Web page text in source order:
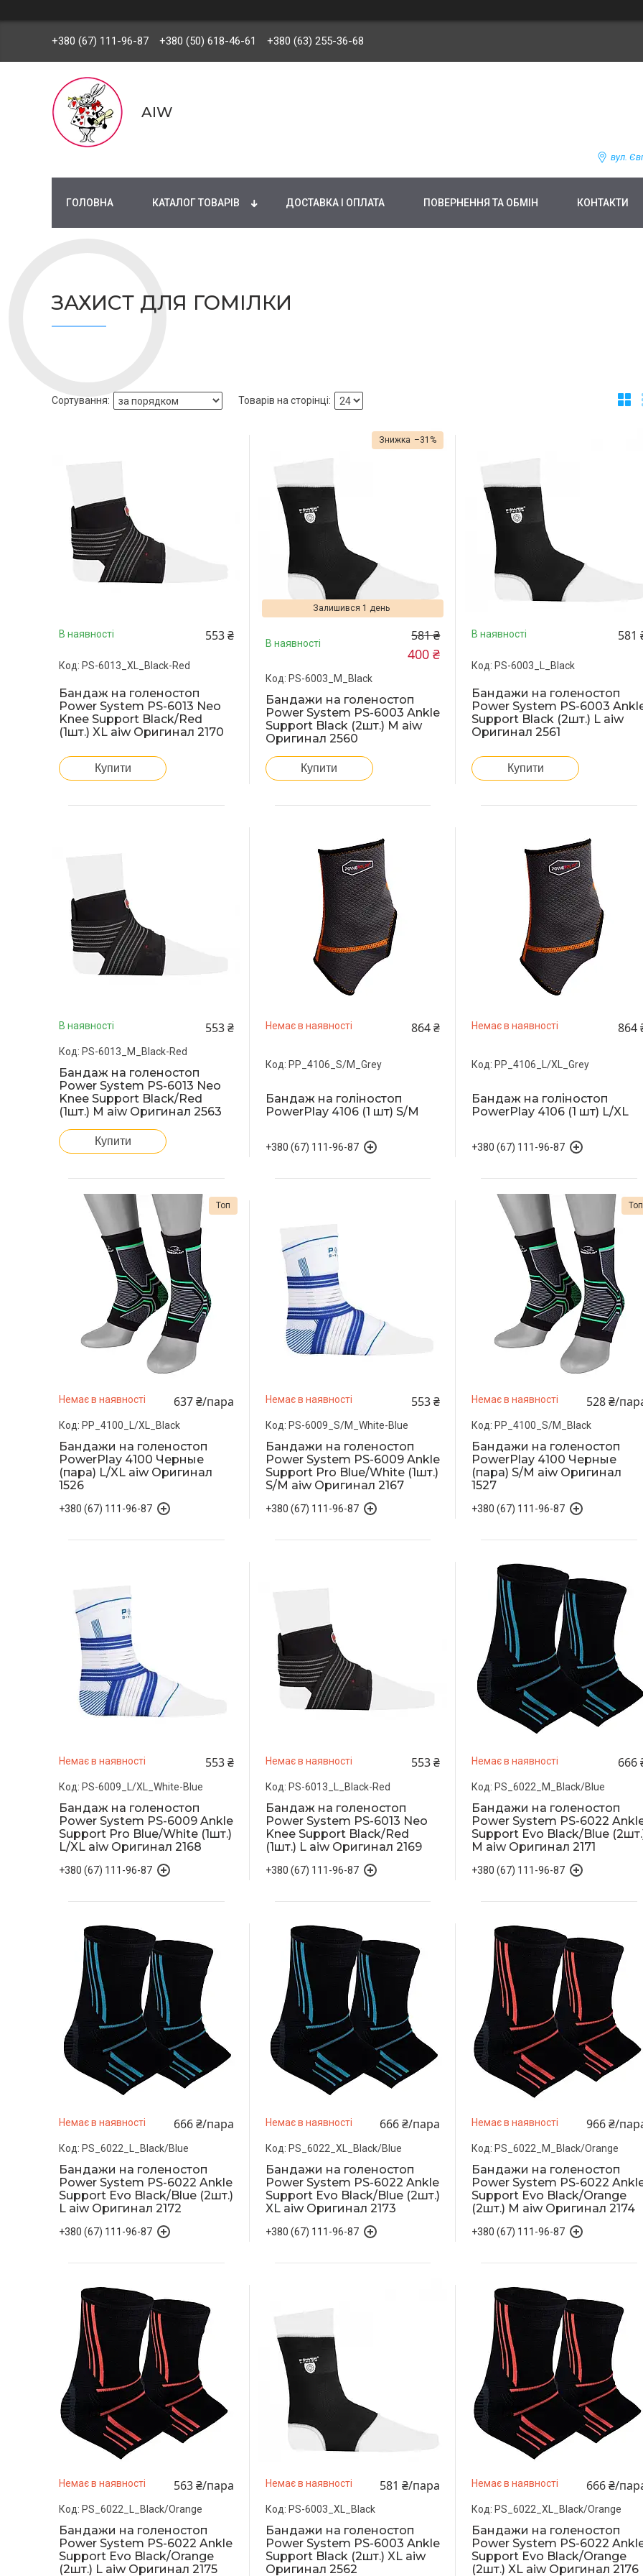
+380 (67) 111-96-87 +380 (50) 618-46-61 +380 (63) 255-36-68
AIW
вул.
ГОЛОВНА КАТАЛОГ ТОВАРІВ ДОСТАВКА І ОПЛАТА ПОВЕРНЕННЯ ТА ОБМІН КОНТАКТИ
ЗАХИСТ ДЛЯ ГОМІЛКИ
В наявності 553 ₴
PS-6013_XL_Black-Red
Бандаж на голеностоп
Power System PS-6013 Neo
Knee Support Black/Red
(1шт.) XL aiw Оригинал 2170
Купити
–31%
Залишився 1 день
В наявності 581 ₴
400 ₴
PS-6003_M_Black
Бандажи на голеностоп
Power System PS-6003 Ankle
Support Black (2шт.) M aiw
Оригинал 2560
Купити
В наявності 581
PS-6003_L_Black
Бандажи на голеностоп
Power System PS-6003
Support Black (2шт.) L aiw
Оригинал 2561
Купити
В наявності 553 ₴
PS-6013_M_Black-Red
Бандаж на голеностоп
Power System PS-6013 Neo
Knee Support Black/Red
(1шт.) M aiw Оригинал 2563
Купити
Немає в наявності 864 ₴
PP_4106_S/M_Grey
Бандаж на голіностоп
PowerPlay 4106 (1 шт) S/M
+380 (67) 111-96-87
Немає в наявності 864
PP_4106_L/XL_Grey
Бандаж на голіностоп
PowerPlay 4106 (1 шт) L/XL
+380 (67) 111-96-87
Топ
Немає в наявності 637 ₴/пара
PP_4100_L/XL_Black
Бандажи на голеностоп
PowerPlay 4100 Черные
(пара) L/XL aiw Оригинал
1526
+380 (67) 111-96-87
Немає в наявності 553 ₴
PS-6009_S/M_White-Blue
Бандажи на голеностоп
Power System PS-6009 Ankle
Support Pro Blue/White (1шт.)
S/M aiw Оригинал 2167
+380 (67) 111-96-87
Топ
Немає в наявності 528 ₴/
PP_4100_S/M_Black
Бандажи на голеностоп
PowerPlay 4100 Черные
(пара) S/M aiw Оригинал
1527
+380 (67) 111-96-87
Немає в наявності 553 ₴
PS-6009_L/XL_White-Blue
Бандаж на голеностоп
Power System PS-6009 Ankle
Support Pro Blue/White (1шт.)
L/XL aiw Оригинал 2168
+380 (67) 111-96-87
Немає в наявності 553 ₴
PS-6013_L_Black-Red
Бандаж на голеностоп
Power System PS-6013 Neo
Knee Support Black/Red
(1шт.) L aiw Оригинал 2169
+380 (67) 111-96-87
Немає в наявності 666
PS_6022_M_Black/Blue
Бандажи на голеностоп
Power System PS-6022
Support Evo Black/Blue
M aiw Оригинал 2171
+380 (67) 111-96-87
Немає в наявності 666 ₴/пара
PS_6022_L_Black/Blue
Бандажи на голеностоп
Power System PS-6022 Ankle
Support Evo Black/Blue (2шт.)
L aiw Оригинал 2172
+380 (67) 111-96-87
Немає в наявності 666 ₴/пара
PS_6022_XL_Black/Blue
Бандажи на голеностоп
Power System PS-6022 Ankle
Support Evo Black/Blue (2шт.)
XL aiw Оригинал 2173
+380 (67) 111-96-87
Немає в наявності 966 ₴/
PS_6022_M_Black/Orange
Бандажи на голеностоп
Power System PS-6022
Support Evo Black/Orange
(2шт.) M aiw Оригинал 2174
+380 (67) 111-96-87
Немає в наявності 563 ₴/пара
PS_6022_L_Black/Orange
Бандажи на голеностоп
Power System PS-6022 Ankle
Support Evo Black/Orange
(2шт.) L aiw Оригинал 2175
Немає в наявності 581 ₴/пара
PS-6003_XL_Black
Бандажи на голеностоп
Power System PS-6003 Ankle
Support Black (2шт.) XL aiw
Оригинал 2562
Немає в наявності 666 ₴/
PS_6022_XL_Black/Orange
Бандажи на голеностоп
Power System PS-6022
Support Evo Black/Orange
(2шт.) XL aiw Оригинал 2176